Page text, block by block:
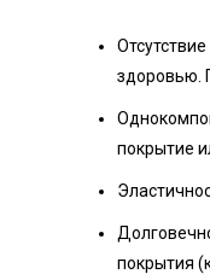
здоровью.
покрытие
покрытия